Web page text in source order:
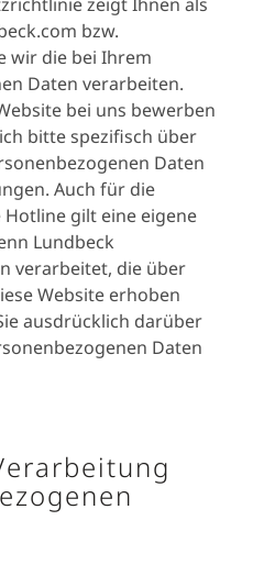
bzw.
wir die bei Ihrem
Daten verarbeiten.
bei uns bewerben
bitte spezifisch über
Daten
Auch für die
gilt eine eigene
Lundbeck
verarbeitet, die über
Website erhoben
ausdrücklich darüber
Daten